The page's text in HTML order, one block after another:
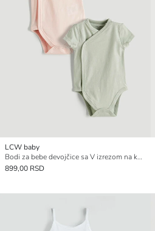
LCW baby
Bodi za bebe devojčice sa V izrezom na kopčanje 2-pakovanje
899,00 RSD